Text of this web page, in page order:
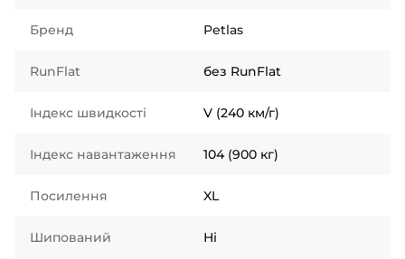
Бренд Petlas
RunFlat без RunFlat
Індекс швидкості V (240 км/г)
Індекс навантаження 104 (900 кг)
Посилення XL
Шипований Ні